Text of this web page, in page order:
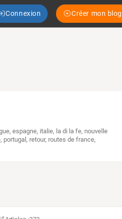
Connexion Créer mon blog
,espagne, italie, la di la fe, nouvelle
, portugal, retour, routes de france,